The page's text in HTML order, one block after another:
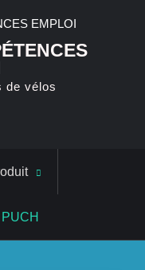
de vélos